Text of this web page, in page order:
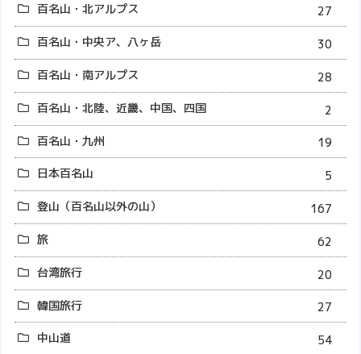
百名山・北アルプス
27
百名山・中央ア、八ヶ岳
30
百名山・南アルプス
28
百名山・北陸、近畿、中国、四国
2
百名山・九州
19
日本百名山
5
登山（百名山以外の山）
167
旅
62
台湾旅行
20
韓国旅行
27
中山道
54